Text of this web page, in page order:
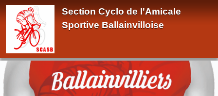
Section Cyclo de l'Amicale
Sportive Ballainvilloise
Panneau de gestion des cookies